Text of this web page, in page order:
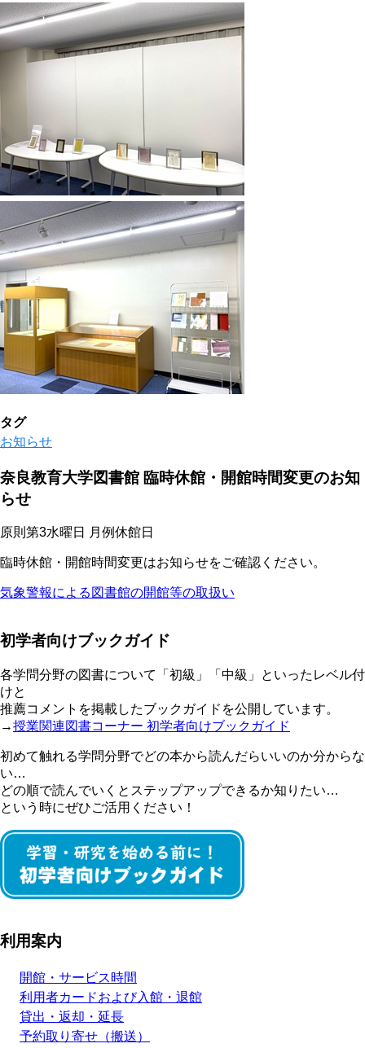
タグ
お知らせ
奈良教育大学図書館 臨時休館・開館時間変更のお知
らせ
原則第3水曜日 月例休館日
臨時休館・開館時間変更はお知らせをご確認ください。
気象警報による図書館の開館等の取扱い
初学者向けブックガイド
各学問分野の図書について「初級」「中級」といったレベル付
けと
推薦コメントを掲載したブックガイドを公開しています。
→授業関連図書コーナー 初学者向けブックガイド
初めて触れる学問分野でどの本から読んだらいいのか分からな
い…
どの順で読んでいくとステップアップできるか知りたい…
という時にぜひご活用ください！
利用案内
開館・サービス時間
利用者カードおよび入館・退館
貸出・返却・延長
予約取り寄せ（搬送）